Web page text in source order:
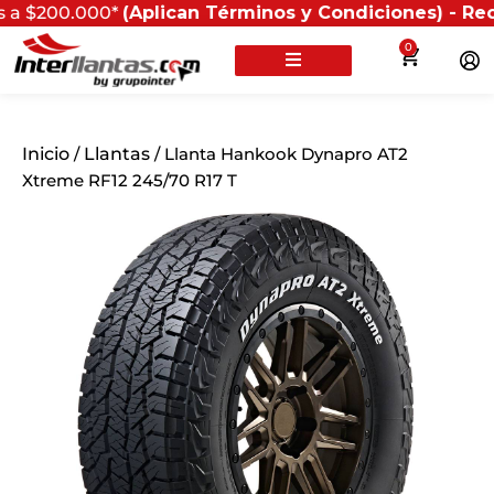
(Aplican Términos y Condiciones) -
0
Inicio / Llantas / Llanta Hankook Dynapro AT2
Xtreme RF12 245/70 R17 T